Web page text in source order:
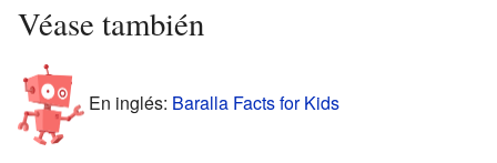
Véase también
En inglés: Baralla Facts for Kids